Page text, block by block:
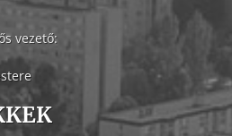
vezető: